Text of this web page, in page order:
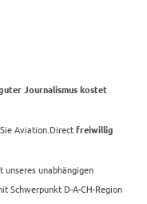
Journalismus kostet
Aviation.Direct freiwillig
unabhängigen
Schwerpunkt D-A-CH-Region